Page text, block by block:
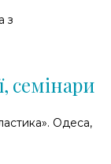
з
семінари
». Одеса,